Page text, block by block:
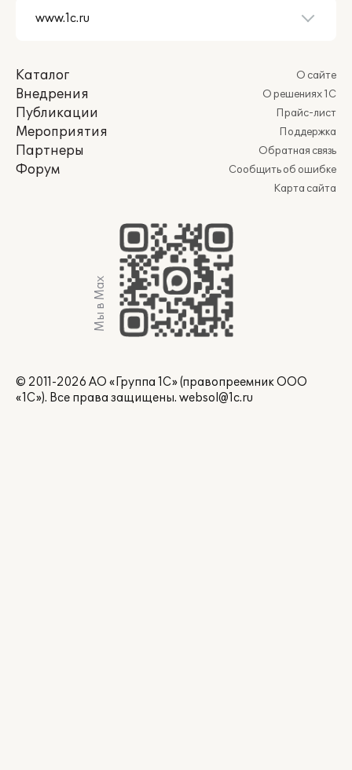
Каталог
Внедрения
Публикации
Мероприятия
Партнеры
Форум
О сайте
О решениях 1С
Прайс-лист
Поддержка
Обратная связь
Сообщить об ошибке
Карта сайта
Мы в Max
© 2011-2026 АО «Группа 1С» (правопреемник ООО
«1С»). Все права защищены. websol@1c.ru